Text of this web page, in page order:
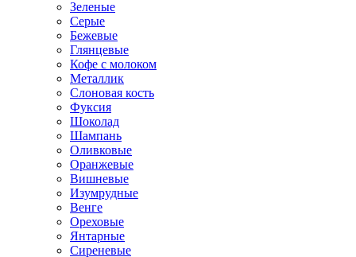
Зеленые
Серые
Бежевые
Глянцевые
Кофе с молоком
Металлик
Слоновая кость
Фуксия
Шоколад
Шампань
Оливковые
Оранжевые
Вишневые
Изумрудные
Венге
Ореховые
Янтарные
Сиреневые